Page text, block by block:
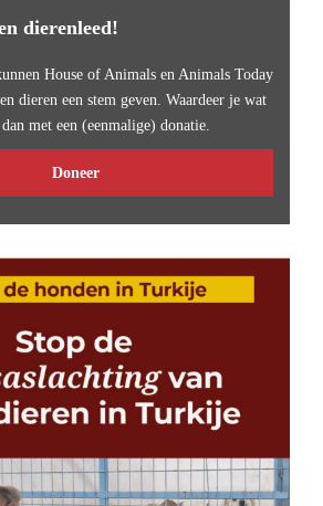
dierenleed!
House of Animals en Animals Today
dieren een stem geven. Waardeer je wat
met een (eenmalige) donatie.
Doneer